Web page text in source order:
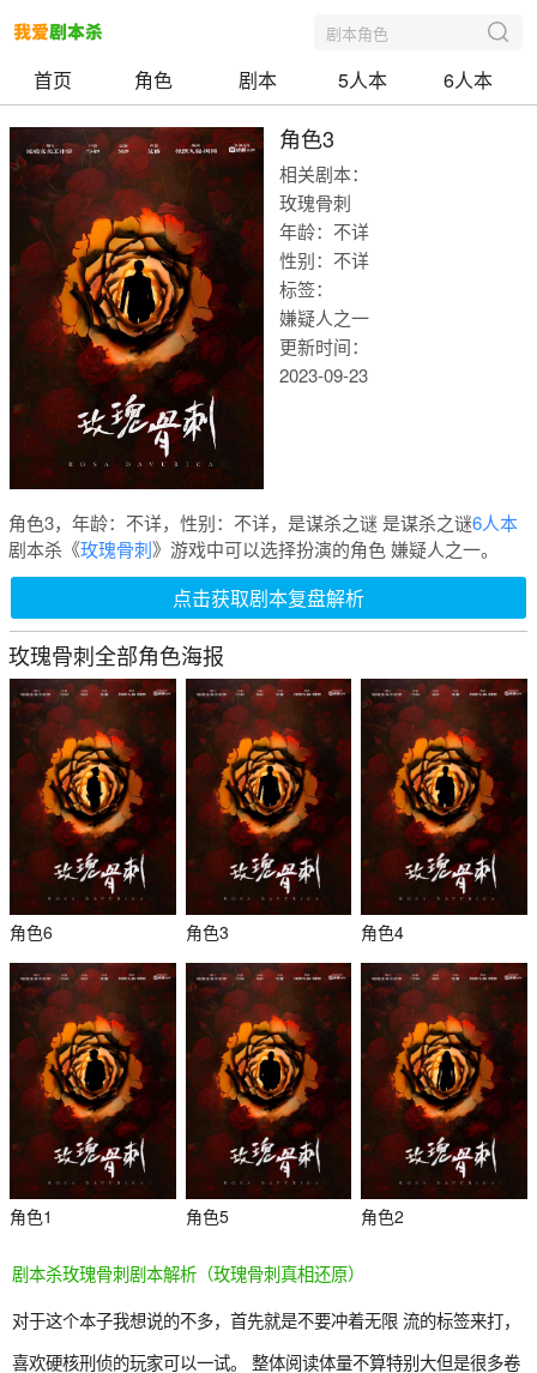
我爱剧本
剧本角色
首页 角色 剧本 5人本 6人本
角色3
相关剧本：
玫瑰骨刺
年龄：不详
性别：不详
标签：
嫌疑人之一
更新时间：
2023-09-23
角色3，年龄：不详，性别：不详，是谋杀之谜 是谋杀之谜6人本
剧本杀《玫瑰骨刺》游戏中可以选择扮演的角色 嫌疑人之一。
点击获取剧本复盘解析
玫瑰骨刺全部角色海报
角色6 角色3 角色4
角色1 角色5 角色2
剧本杀玫瑰骨刺剧本解析（玫瑰骨刺真相还原）
对于这个本子我想说的不多，首先就是不要冲着无限 流的标签来打，
喜欢硬核刑侦的玩家可以一试。 整体阅读体量不算特别大但是很多卷